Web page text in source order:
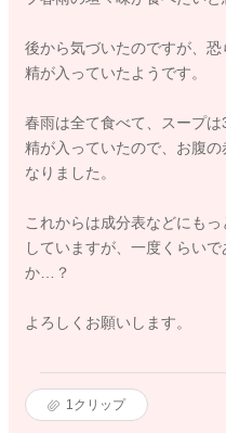
後から気づいたのですが、
精が入っていたようです。
春雨は全て食べて、スープ
精が入っていたので、お腹
なりました。
これからは成分表などにも
していますが、一度くらい
か…？
よろしくお願いします。
1 クリップ